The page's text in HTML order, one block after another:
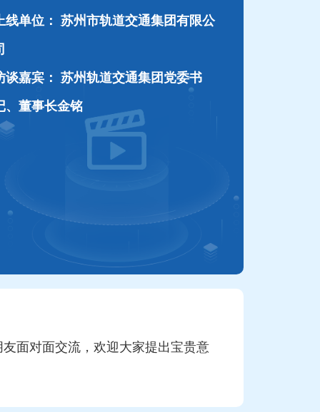
线单位： 苏州市轨道交通集团有限公
谈嘉宾： 苏州轨道交通集团党委书
、董事长金铭
面对面交流，欢迎大家提出宝贵意